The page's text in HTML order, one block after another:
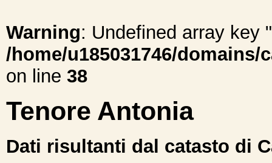
Warning: Undefined array key
/home/u185031746/
on line 38
Tenore Antonia
Dati risultanti dal catasto di